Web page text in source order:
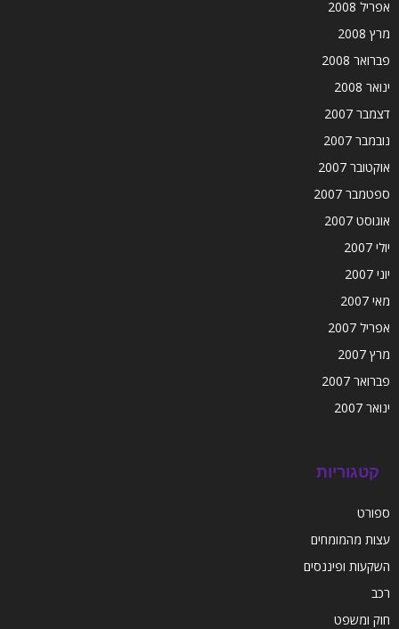
אפריל 2008
מרץ 2008
פברואר 2008
ינואר 2008
דצמבר 2007
נובמבר 2007
אוקטובר 2007
ספטמבר 2007
אוגוסט 2007
יולי 2007
יוני 2007
מאי 2007
אפריל 2007
מרץ 2007
פברואר 2007
ינואר 2007
קטגוריות
ספורט
עצות מהמומחים
השקעות ופיננסים
רכב
חוק ומשפט